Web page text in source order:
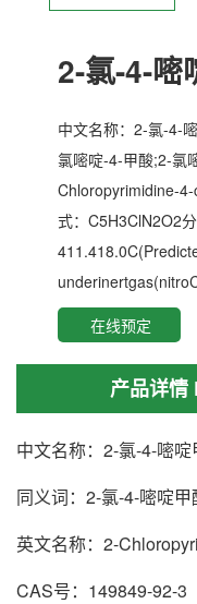
2-氯-4-嘧
中文名称：2-氯-4-
氯嘧啶-4-甲酸;2-氯
Chloropyrimidine-
式：C5H3ClN2O2
在线预定
产品详情
中文名称：2-氯-4-嘧
同义词：2-氯-4-嘧啶
英文名称：2-
CAS号：149849-92-3